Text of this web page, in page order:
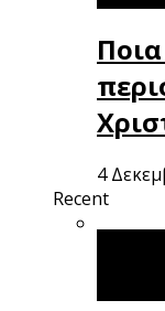
4
Recent